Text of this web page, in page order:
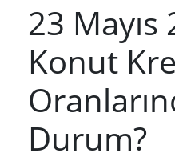
23 Mayıs
Konut
Durum?